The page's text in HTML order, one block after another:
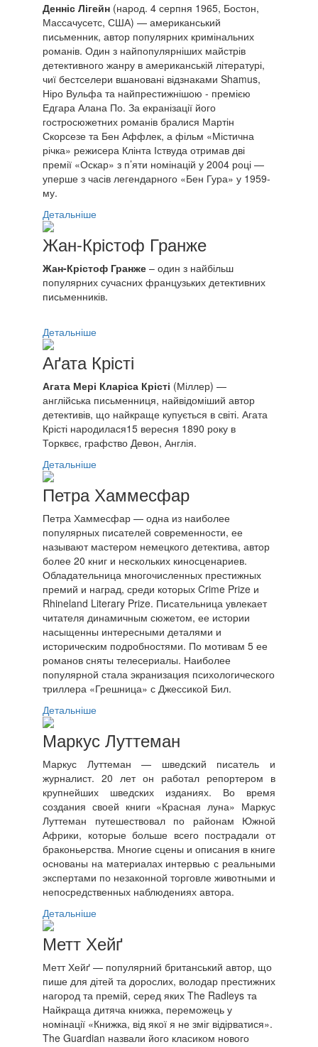
Денніс Лігейн (народ. 4 серпня 1965, Бостон,
Массачусетс, США) — американський
письменник, автор популярних кримінальних
романів. Один з найпопулярніших майстрів
детективного жанру в американській літературі,
чиї бестселери вшановані відзнаками Shamus,
Ніро Вульфа та найпрестижнішою - премією
Едгара Алана По. За екранізації його
гостросюжетних романів бралися Мартін
Скорсезе та Бен Аффлек, а фільм «Містична
річка» режисера Клінта Іствуда отримав дві
премії «Оскар» з п’яти номінацій у 2004 році —
уперше з часів легендарного «Бен Гура» у 1959-
му.
Детальніше
Жан-Крістоф Гранже
Жан-Крістоф Гранже – один з найбільш
популярних сучасних французьких детективних
письменників.
Детальніше
Аґата Крісті
Агата Мері Кларіса Крісті (Міллер) —
англійська письменниця, найвідоміший автор
детективів, що найкраще купується в світі. Агата
Крісті народилася15 вересня 1890 року в
Торквєє, графство Девон, Англія.
Детальніше
Петра Хаммесфар
Петра Хаммесфар — одна из наиболее
популярных писателей современности, ее
называют мастером немецкого детектива, автор
более 20 книг и нескольких киносценариев.
Обладательница многочисленных престижных
премий и наград, среди которых Crime Prize и
Rhineland Literary Prize. Писательница увлекает
читателя динамичным сюжетом, ее истории
насыщенны интересными деталями и
историческим подробностями. По мотивам 5 ее
романов сняты телесериалы. Наиболее
популярной стала экранизация психологического
триллера «Грешница» с Джессикой Бил.
Детальніше
Маркус Луттеман
Маркус Луттеман — шведский писатель и
журналист. 20 лет он работал репортером в
крупнейших шведских изданиях. Во время
создания своей книги «Красная луна» Маркус
Луттеман путешествовал по районам Южной
Африки, которые больше всего пострадали от
браконьерства. Многие сцены и описания в книге
основаны на материалах интервью с реальными
экспертами по незаконной торговле животными и
непосредственных наблюдениях автора.
Детальніше
Метт Хейґ
Метт Хейґ — популярний британський автор, що
пише для дітей та дорослих, володар престижних
нагород та премій, серед яких The Radleys та
Найкраща дитяча книжка, переможець у
номінації «Книжка, від якої я не зміг відірватися».
The Guardian назвали його класиком нового